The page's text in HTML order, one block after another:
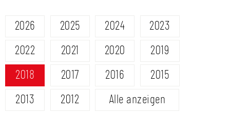
2026 2025 2024
2023
2022
2021 2020
2019
2018
2017 2016
2015
2013
2012 Alle anzeigen